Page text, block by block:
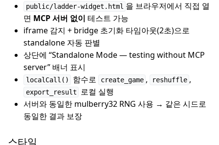
public/ladder-widget.html 을 브라우저에서 직접 열
면 MCP 서버 없이 테스트 가능
iframe 감지 + bridge 초기화 타임아웃(2초)으로
standalone 자동 판별
상단에 “Standalone Mode — testing without MCP
server” 배너 표시
localCall() 함수로 create_game , reshuffle ,
export_result
로컬 실행
서버와 동일한 mulberry32 RNG 사용 → 같은 시드로
동일한 결과 보장
스타일